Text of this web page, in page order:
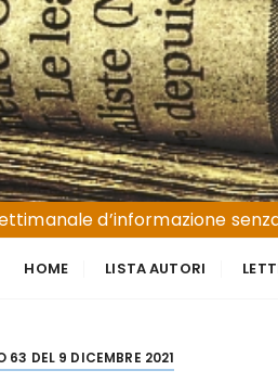
Piemonte
d’informazione
HOME LISTA AUTORI
63 DEL 9 DICEMBRE 2021